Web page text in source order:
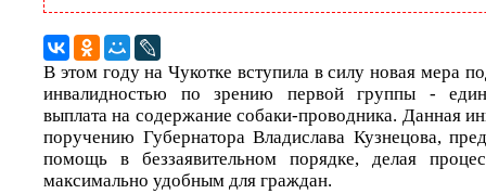
В этом году на Чукотке вступила в силу новая мера
инвалидностью по зрению первой группы -
выплата на содержание собаки-проводника. Данная
поручению Губернатора Владислава Кузнецова,
помощь в беззаявительном порядке, делая
максимально удобным для граждан.